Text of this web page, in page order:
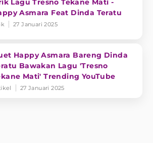
Asmara Feat Dinda Teratu
27 Januari 2025
Happy Asmara Bareng Dinda
Bawakan Lagu 'Tresno
Mati' Trending YouTube
27 Januari 2025